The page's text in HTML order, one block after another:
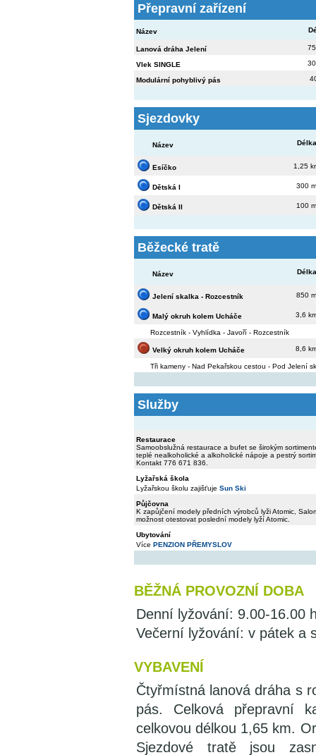
Přepravní zařízení
Název
Lanová dráha Jelení
Vlek SINGLE
Modulární pohyblivý pás
Sjezdovky
Název Délka
Esíčko 1,25
Dětská I 300
Dětská II 100
Běžecké tratě
Název Délka
Jelení skalka - Rozcestník 850
Malý okruh kolem Ucháče 3,6
Rozcestník - Vyhlídka - Javoří - Rozcestník
Velký okruh kolem Ucháče 8,6
Tři kameny - Nad Pekařskou cestou - Pod Jelení
Služby
Restaurace
Samoobslužná restaurace a bufet se širokým
teplé nealkoholické a alkoholické nápoje a pestrý
Kontakt 776 671 836.
Lyžařská škola
Lyžařskou školu zajišťuje Sun Ski
Půjčovna
K zapůjčení modely předních výrobců lyži Atomic,
možnost otestovat poslední modely lyží Atomic.
Ubytování
Více PENZION PŘEMYSLOV
BĚŽNÁ PROVOZNÍ DOBA
Denní lyžování: 9.00-16.00
Večerní lyžování: v pátek a
VYBAVENÍ
Čtyřmístná lanová dráha s
pás. Celková přepravní
celkovou délkou 1,65 km.
Sjezdové tratě jsou